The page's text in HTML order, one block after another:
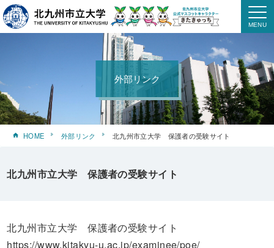
外部リンク
HOME 外部リンク 北九州市立大学 保護者の受験サイト
北九州市立大学 保護者の受験サイト
北九州市立大学 保護者の受験サイト
https://www.kitakyu-u.ac.jp/examinee/poe/